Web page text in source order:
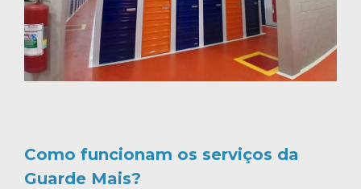
Como funcionam os serviços da
Guarde Mais?